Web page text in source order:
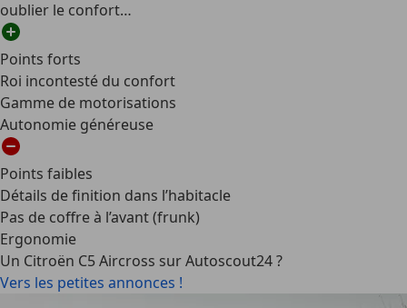
oublier le confort…
Points forts
Roi incontesté du confort
Gamme de motorisations
Autonomie généreuse
Points faibles
Détails de finition dans l’habitacle
Pas de coffre à l’avant (frunk)
Ergonomie
Un Citroën C5 Aircross sur Autoscout24 ?
Vers les petites annonces !